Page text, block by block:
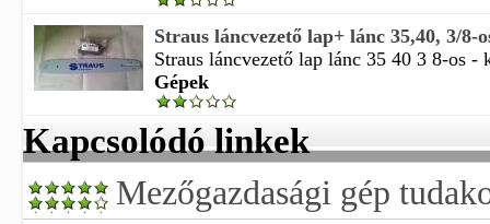
Straus láncvezető lap+ lánc 35,40, 3/8-
Straus láncvezető lap lánc 35 40 3 8-os -
Gépek
Kapcsolódó linkek
Mezőgazdasági gép